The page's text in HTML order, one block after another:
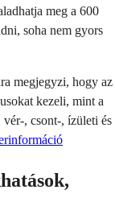
meg a 600
soha nem gyors
megjegyzi, hogy az
kezeli, mint a
vér-, csont-, ízületi és